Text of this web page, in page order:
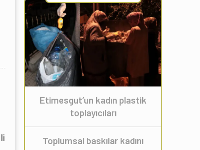
Etimesgut’un kadın plastik
toplayıcıları
Toplumsal baskılar kadını